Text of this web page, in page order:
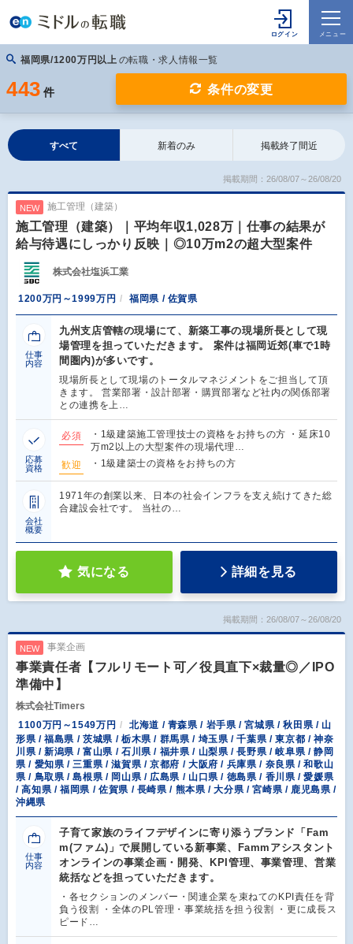
福岡県/1200万円以上 の転職・求人情報一覧
443 件 条件の変更
すべて 新着のみ 掲載終了間近
掲載期間：26/08/07～26/08/20
NEW 施工管理（建築）
施工管理（建築）｜平均年収1,028万｜仕事の結果が
給与待遇にしっかり反映｜◎10万m2の超大型案件
株式会社塩浜工業
1200万円～1999万円 福岡県 / 佐賀県
仕事
内容
九州支店管轄の現場にて、新築工事の現場所長として現
場管理を担っていただきます。 案件は福岡近郊(車で1時
間圏内)が多いです。
現場所長として現場のトータルマネジメントをご担当して頂
きます。 営業部署・設計部署・購買部署など社内の関係部署
との連携を上…
応募
資格
必須
・1級建築施工管理技士の資格をお持ちの方 ・延床10
万m2以上の大型案件の現場代理…
歓迎
・1級建築士の資格をお持ちの方
会社
概要
1971年の創業以来、日本の社会インフラを支え続けてきた総
合建設会社です。 当社の…
気になる 詳細を見る
掲載期間：26/08/07～26/08/20
NEW 事業企画
事業責任者【フルリモート可／役員直下×裁量◎／IPO
準備中】
株式会社Timers
1100万円～1549万円
北海道 / 青森県 / 岩手県 / 宮城県 / 秋田県 / 山
形県 / 福島県 / 茨城県 / 栃木県 / 群馬県 / 埼玉県 / 千葉県 / 東京都 / 神奈
川県 / 新潟県 / 富山県 / 石川県 / 福井県 / 山梨県 / 長野県 / 岐阜県 / 静岡
県 / 愛知県 / 三重県 / 滋賀県 / 京都府 / 大阪府 / 兵庫県 / 奈良県 / 和歌山
県 / 鳥取県 / 島根県 / 岡山県 / 広島県 / 山口県 / 徳島県 / 香川県 / 愛媛県
/ 高知県 / 福岡県 / 佐賀県 / 長崎県 / 熊本県 / 大分県 / 宮崎県 / 鹿児島県 /
沖縄県
仕事
内容
子育て家族のライフデザインに寄り添うブランド「Fam
m(ファム)」で展開している新事業、Fammアシスタント
オンラインの事業企画・開発、KPI管理、事業管理、営業
統括などを担っていただきます。
・各セクションのメンバー・関連企業を束ねてのKPI責任を背
負う役割 ・全体のPL管理・事業統括を担う役割 ・更に成長ス
ピード…